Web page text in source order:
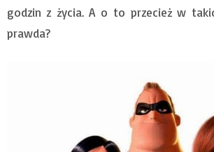
godzin z życia. A o to przecież w
prawda?